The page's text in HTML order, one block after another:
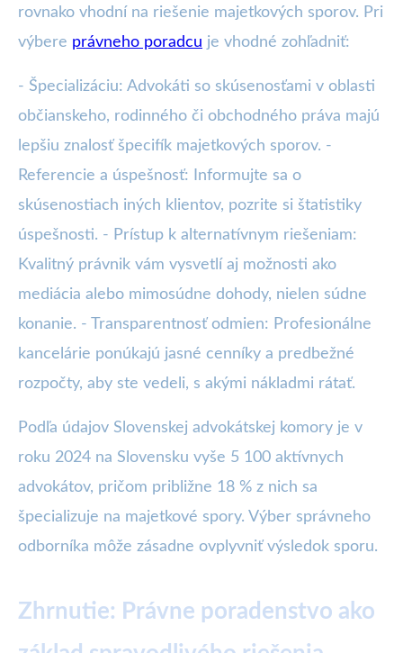
rovnako vhodní na riešenie majetkových sporov. Pri
výbere právneho poradcu je vhodné zohľadniť:
- Špecializáciu: Advokáti so skúsenosťami v oblasti
občianskeho, rodinného či obchodného práva majú
lepšiu znalosť špecifík majetkových sporov. -
Referencie a úspešnosť: Informujte sa o
skúsenostiach iných klientov, pozrite si štatistiky
úspešnosti. - Prístup k alternatívnym riešeniam:
Kvalitný právnik vám vysvetlí aj možnosti ako
mediácia alebo mimosúdne dohody, nielen súdne
konanie. - Transparentnosť odmien: Profesionálne
kancelárie ponúkajú jasné cenníky a predbežné
rozpočty, aby ste vedeli, s akými nákladmi rátať.
Podľa údajov Slovenskej advokátskej komory je v
roku 2024 na Slovensku vyše 5 100 aktívnych
advokátov, pričom približne 18 % z nich sa
špecializuje na majetkové spory. Výber správneho
odborníka môže zásadne ovplyvniť výsledok sporu.
Zhrnutie: Právne poradenstvo ako